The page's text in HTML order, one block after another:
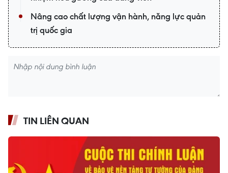
Nâng cao chất lượng vận hành, năng lực quản
trị quốc gia
TIN LIÊN QUAN